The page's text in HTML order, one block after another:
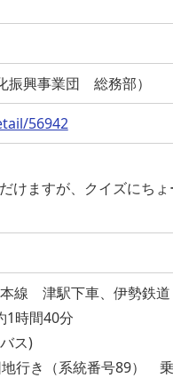
振興事業団 総務部）
56942
けますが、クイズにちょ
線 津駅下車、伊勢鉄
時間40分
ス)
行き（系統番号89）